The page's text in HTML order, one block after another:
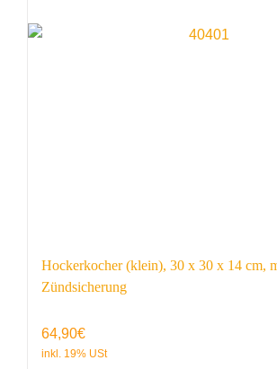
Hockerkocher (klein), 30 x 30 x 14 cm,
Zündsicherung
64,90€